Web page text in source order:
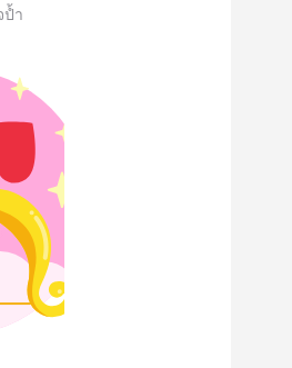
ป้ำ